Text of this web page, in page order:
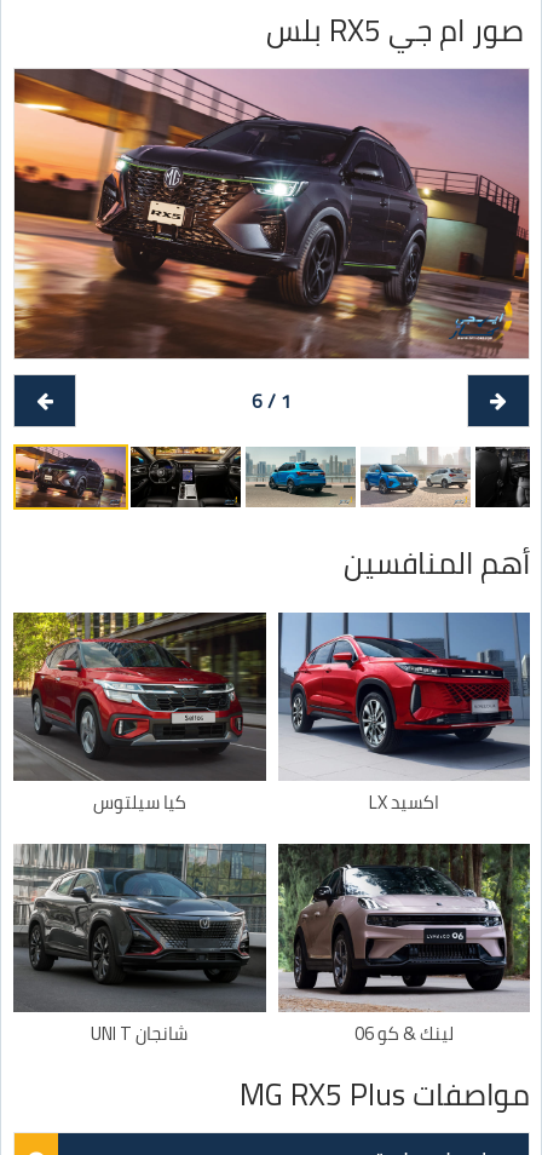
صور ام جي RX5 بلس
1 / 6
أهم المنافسين
اكسيد LX كيا سيلتوس
لينك & كو 06 شانجان UNI T
مواصفات MG RX5 Plus